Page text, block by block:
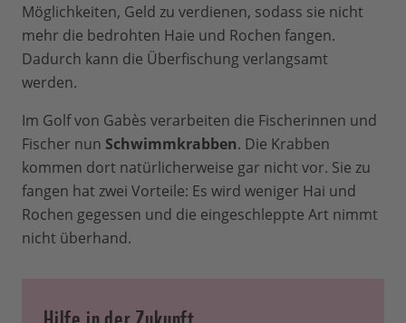
Möglichkeiten, Geld zu verdienen, sodass sie nicht
mehr die bedrohten Haie und Rochen fangen.
Dadurch kann die Überfischung verlangsamt
werden.
Im Golf von Gabès verarbeiten die Fischerinnen und
Fischer nun Schwimmkrabben. Die Krabben
kommen dort natürlicherweise gar nicht vor. Sie zu
fangen hat zwei Vorteile: Es wird weniger Hai und
Rochen gegessen und die eingeschleppte Art nimmt
nicht überhand.